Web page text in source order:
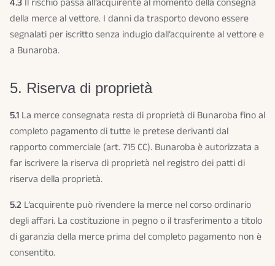
della merce al vettore. I danni da trasporto devono essere
segnalati per iscritto senza indugio dall’acquirente al vettore e
a Bunaroba.
5. Riserva di proprietà
5.1 La merce consegnata resta di proprietà di Bunaroba fino al
completo pagamento di tutte le pretese derivanti dal
rapporto commerciale (art. 715 CC). Bunaroba è autorizzata a
far iscrivere la riserva di proprietà nel registro dei patti di
riserva della proprietà.
5.2 L’acquirente può rivendere la merce nel corso ordinario
degli affari. La costituzione in pegno o il trasferimento a titolo
di garanzia della merce prima del completo pagamento non è
consentito.